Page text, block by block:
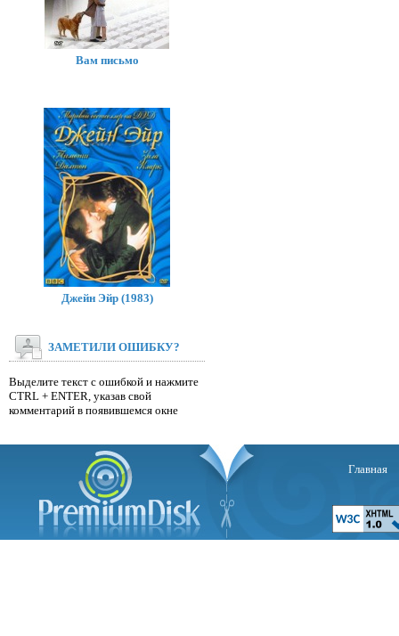
Вам письмо
Джейн Эйр (1983)
ЗАМЕТИЛИ ОШИБКУ?
Выделите текст с ошибкой и нажмите
CTRL + ENTER, указав свой
комментарий в появившемся окне
Главная